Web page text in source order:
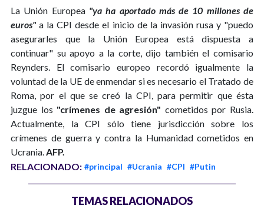
La Unión Europea "ya ha aportado más de 10 millones de
euros"a la CPI desde el inicio de la invasión rusa y "puedo
asegurarles que la Unión Europea está dispuesta a
continuar" su apoyo a la corte, dijo también el comisario
Reynders. El comisario europeo recordó igualmente la
voluntad de la UE de enmendar si es necesario el Tratado de
Roma, por el que se creó la CPI, para permitir que ésta
juzgue los "crímenes de agresión" cometidos por Rusia.
Actualmente, la CPI sólo tiene jurisdicción sobre los
crímenes de guerra y contra la Humanidad cometidos en
Ucrania.AFP.
RELACIONADO: #principal #Ucrania #CPI #Putin
TEMAS RELACIONADOS